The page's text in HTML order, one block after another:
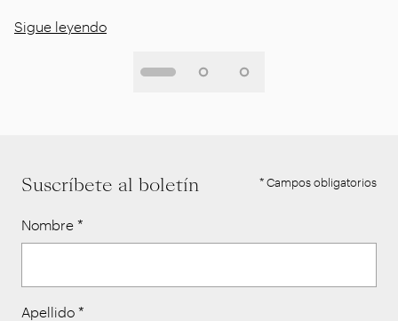
Sigue leyendo
Suscríbete al boletín * Campos obligatorios
Nombre *
Apellido *